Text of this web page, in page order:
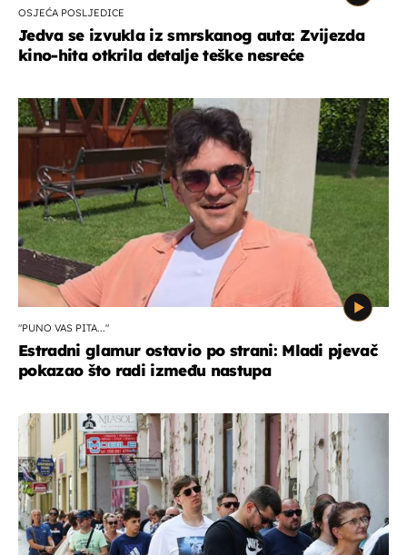
OSJEĆA POSLJEDICE
Jedva se izvukla iz smrskanog auta: Zvijezda
kino-hita otkrila detalje teške nesreće
"PUNO VAS PITA..."
Estradni glamur ostavio po strani: Mladi pjevač
pokazao što radi između nastupa